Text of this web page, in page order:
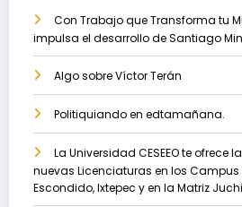
Con Trabajo que Transforma tu
impulsa el desarrollo de Santiago
Algo sobre Víctor Terán
Politiquiando en edtamañana.
La Universidad CESEEO te
nuevas Licenciaturas en los Campus
Escondido, Ixtepec y en la Matriz